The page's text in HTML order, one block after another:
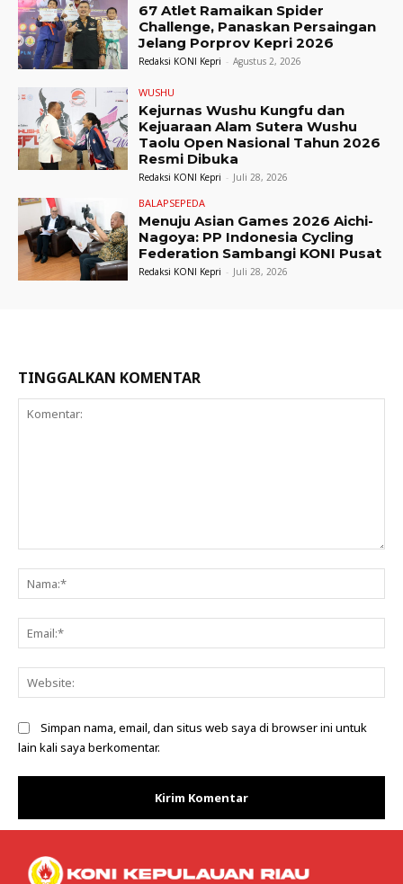
67 Atlet Ramaikan Spider
Challenge, Panaskan Persaingan
Jelang Porprov Kepri 2026
Redaksi KONI Kepri - Agustus 2, 2026
WUSHU
Kejurnas Wushu Kungfu dan
Kejuaraan Alam Sutera Wushu
Taolu Open Nasional Tahun 2026
Resmi Dibuka
Redaksi KONI Kepri - Juli 28, 2026
BALAPSEPEDA
Menuju Asian Games 2026 Aichi-
Nagoya: PP Indonesia Cycling
Federation Sambangi KONI Pusat
Redaksi KONI Kepri - Juli 28, 2026
TINGGALKAN KOMENTAR
Simpan nama, email, dan situs web saya di browser ini untuk
lain kali saya berkomentar.